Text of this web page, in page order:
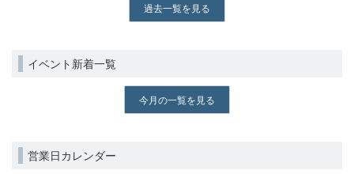
過去一覧を見る
イベント新着一覧
今月の一覧を見る
営業日カレンダー